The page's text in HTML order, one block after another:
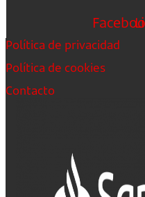
Política de privacidad
Política de cookies
Contacto